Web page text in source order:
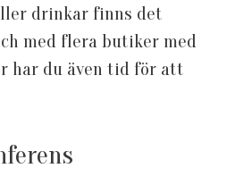
drinkar finns det
med flera butiker med
har du även tid för att